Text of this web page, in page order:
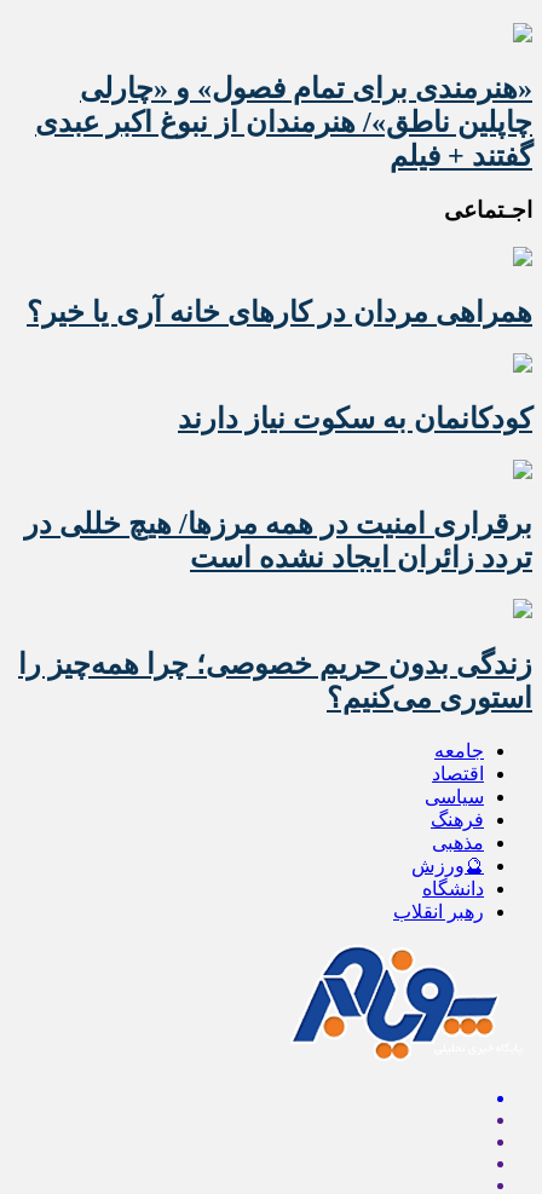
«هنرمندی برای تمام فصول» و «چارلی
چاپلین ناطق»/ هنرمندان از نبوغ اکبر عبدی
گفتند + فیلم
اجـتماعی
همراهی مردان در کارهای خانه آری یا خیر؟
کودکانمان به سکوت نیاز دارند
برقراری امنیت در همه مرزها/ هیچ‌ خللی در
تردد زائران ایجاد نشده است
زندگی بدون حریم خصوصی؛ چرا همه‌چیز را
استوری می‌کنیم؟
جامعه
اقتصاد
سیاسی
فرهنگ
مذهبی
🔮ورزش
دانشگاه
رهبر انقلاب